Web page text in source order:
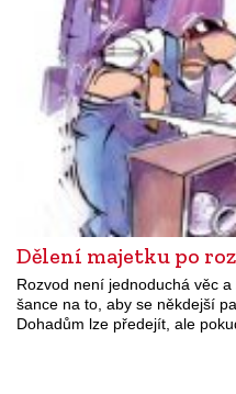
Dělení majetku po
Rozvod není jednoduchá věc
šance na to, aby se někdejší
Dohadům lze předejít, ale